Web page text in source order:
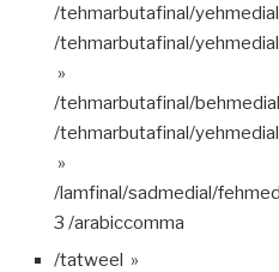
/tehmarbutafinal/
/tehmarbutafinal/
»
/tehmarbutafinal/
/tehmarbutafinal/
»
/lamfinal/sadmedial/
3 /arabiccomma
/tatweel »